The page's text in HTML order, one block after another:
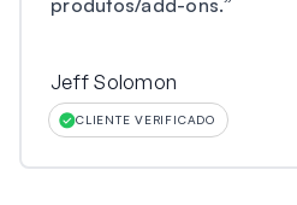
produtos/add-ons.”
Jeff Solomon
CLIENTE VERIFICADO